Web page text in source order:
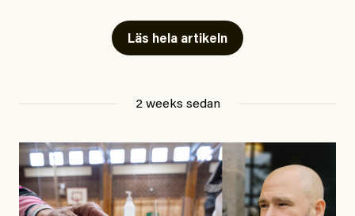
skriver för? Vad betyder det att vara en ”röd, grön och
oberoende” tidning? Och vad är egentligen bra
utpekas som israelisk infiltratör”. Enligt ingressen
handlar artikeln om en person vars ”bakgrund skapar
splittring och oro i rörelsen”. Problemet är att artikeln
Läs hela artikeln
2 weeks sedan